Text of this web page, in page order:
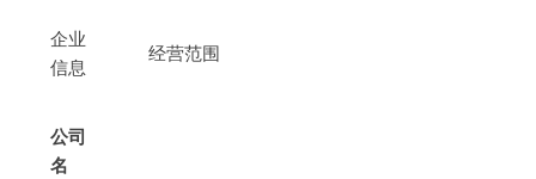
企业
信息
经营范围
公司
名